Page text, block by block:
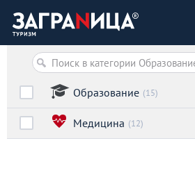
Образование (15)
Медицина (12)